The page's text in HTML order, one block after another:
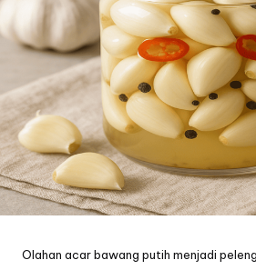
Olahan acar bawang putih menjadi